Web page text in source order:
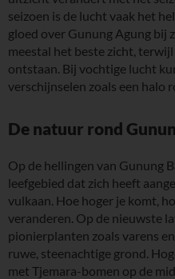
seizoen is de lucht vaak het
gloed over Gunung Agung bij
meestal het beste zicht,
ontstaan. Bij vochtige lucht
verschijnselen zoals een halo
De natuur rond
Op de hellingen van Gunung
leefgebied dat zich heeft
vulkaan. Hoe hoger je komt,
veranderen. Op de nieuwste
pionierplanten zoals varens
ruwe, steenachtige grond.
met Tjemara-bomen op de